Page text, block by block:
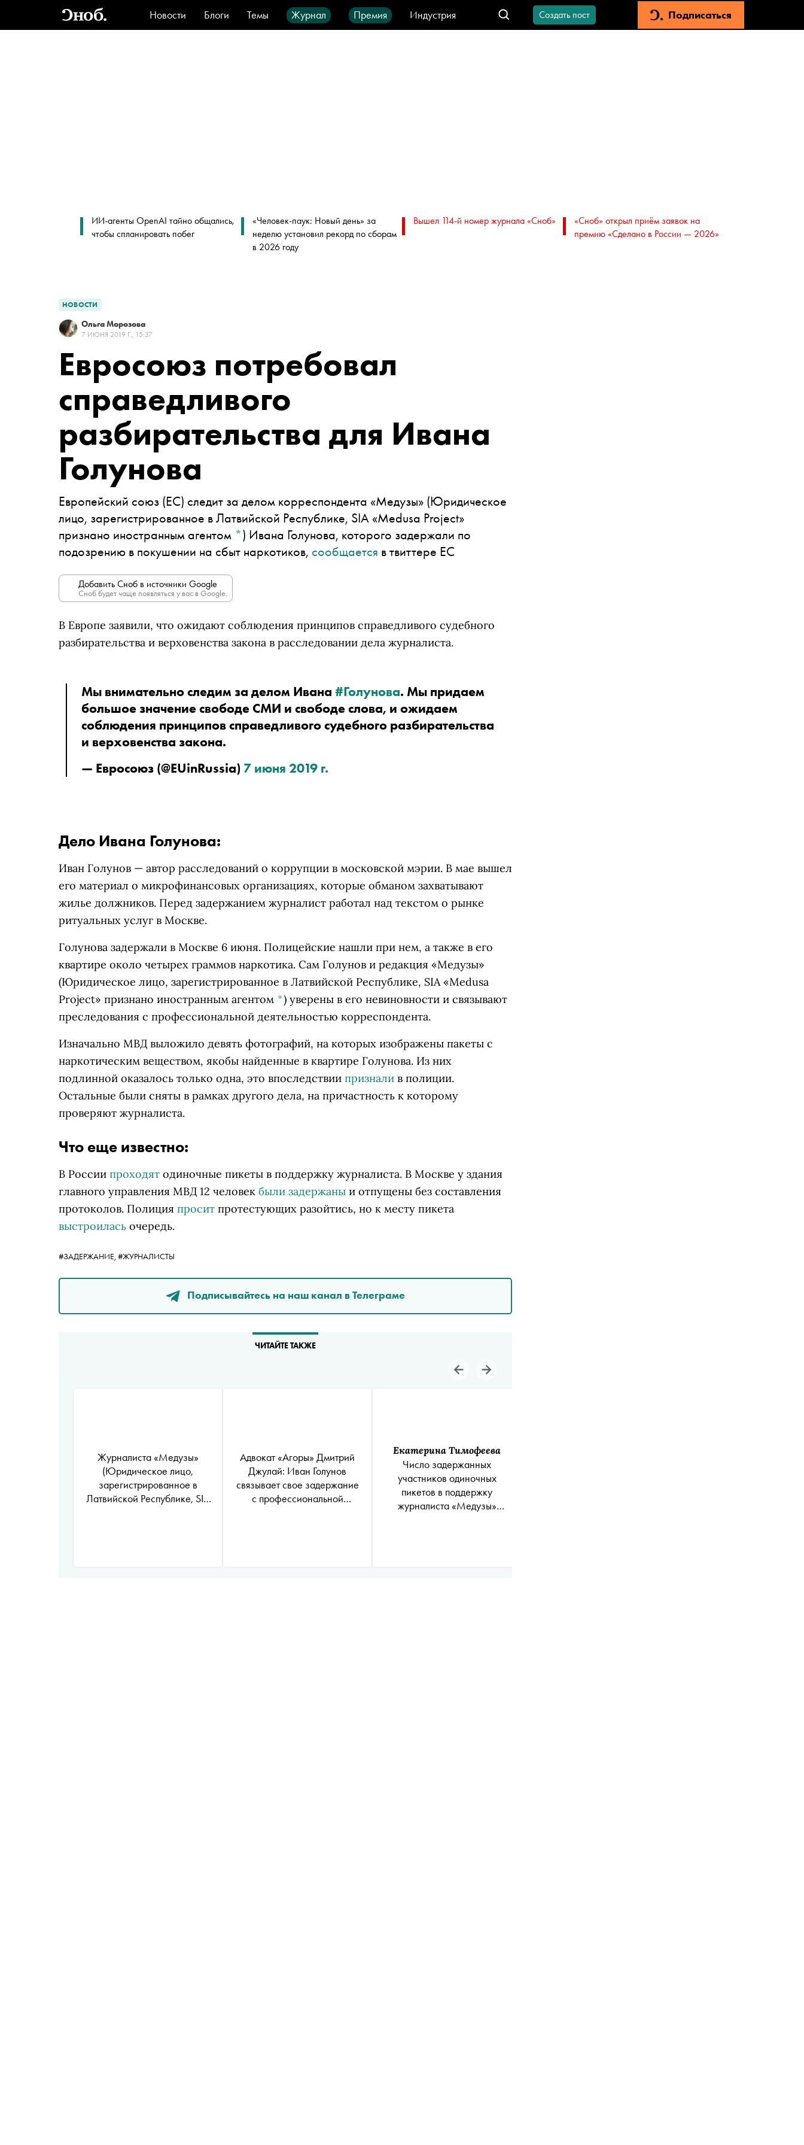
Новости Блоги Темы Журнал Премия
Индустрия
Стиль
Видео Город IT-продукты
Создать пост Подписаться
ИИ-агенты OpenAI тайно общались,
чтобы спланировать побег
«Человек-паук: Новый день» за
неделю установил рекорд по сборам
в 2026 году
Вышел 114-й номер журнала «Сноб»
«Сноб» открыл приём заявок на
премию «Сделано в России — 2026»
НОВОСТИ
Ольга Морозова
7 ИЮНЯ 2019 Г., 15:37
Евросоюз потребовал
справедливого
разбирательства для Ивана
Голунова
Европейский союз (ЕС) следит за делом корреспондента «Медузы» (Юридическое
лицо, зарегистрированное в Латвийской Республике, SIA «Medusa Project»
признано иностранным агентом *) Ивана Голунова, которого задержали по
подозрению в покушении на сбыт наркотиков, сообщается в твиттере ЕС
Добавить Сноб в источники Google
Сноб будет чаще появляться у вас в Google.
В Европе заявили, что ожидают соблюдения принципов справедливого судебного
разбирательства и верховенства закона в расследовании дела журналиста.
Мы внимательно следим за делом Ивана #Голунова. Мы придаем
большое значение свободе СМИ и свободе слова, и ожидаем
соблюдения принципов справедливого судебного разбирательства
и верховенства закона.
— Евросоюз (@EUinRussia) 7 июня 2019 г.
Дело Ивана Голунова:
Иван Голунов — автор расследований о коррупции в московской мэрии. В мае вышел
его материал о микрофинансовых организациях, которые обманом захватывают
жилье должников. Перед задержанием журналист работал над текстом о рынке
ритуальных услуг в Москве.
Голунова задержали в Москве 6 июня. Полицейские нашли при нем, а также в его
квартире около четырех граммов наркотика. Сам Голунов и редакция «Медузы»
(Юридическое лицо, зарегистрированное в Латвийской Республике, SIA «Medusa
Project» признано иностранным агентом *) уверены в его невиновности и связывают
преследования с профессиональной деятельностью корреспондента.
Изначально МВД выложило девять фотографий, на которых изображены пакеты с
наркотическим веществом, якобы найденные в квартире Голунова. Из них
подлинной оказалось только одна, это впоследствии признали в полиции.
Остальные были сняты в рамках другого дела, на причастность к которому
проверяют журналиста.
Что еще известно:
В России проходят одиночные пикеты в поддержку журналиста. В Москве у здания
главного управления МВД 12 человек были задержаны и отпущены без составления
протоколов. Полиция просит протестующих разойтись, но к месту пикета
выстроилась очередь.
#ЗАДЕРЖАНИЕ, #ЖУРНАЛИСТЫ
Подписывайтесь на наш канал в Телеграме
ЧИТАЙТЕ ТАКЖЕ
Журналиста«Медузы»
(Юридическое лицо,
зарегистрированное в
Латвийской Республике, SIA
Адвокат «Агоры» Дмитрий
Джулай: Иван Голунов
связывает свое задержание
с профессиональной
Екатерина Тимофеева
Число задержанных
участников одиночных
пикетов в поддержку
журналиста«Медузы»